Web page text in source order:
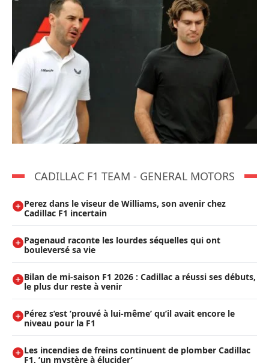
CADILLAC F1 TEAM - GENERAL MOTORS
Perez dans le viseur de Williams, son avenir chez
Cadillac F1 incertain
Pagenaud raconte les lourdes séquelles qui ont
bouleversé sa vie
Bilan de mi-saison F1 2026 : Cadillac a réussi ses débuts,
le plus dur reste à venir
Pérez s’est ’prouvé à lui-même’ qu’il avait encore le
niveau pour la F1
Les incendies de freins continuent de plomber Cadillac
F1, ’un mystère à élucider’